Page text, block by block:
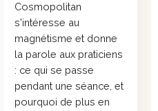
Cosmopolitan
s'intéresse au
magnétisme et donne
la parole aux praticiens
: ce qui se passe
pendant une séance, et
pourquoi de plus en